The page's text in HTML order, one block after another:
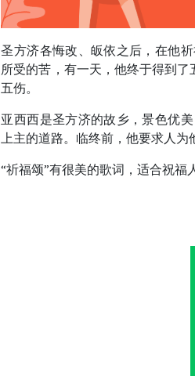
圣方济各悔改、皈依之后，在他
所受的苦，有一天，他终于得到
五伤。
亚西西是圣方济的故乡，景色优
上主的道路。临终前，他要求人为
“祈福颂”有很美的歌词，适合祝福